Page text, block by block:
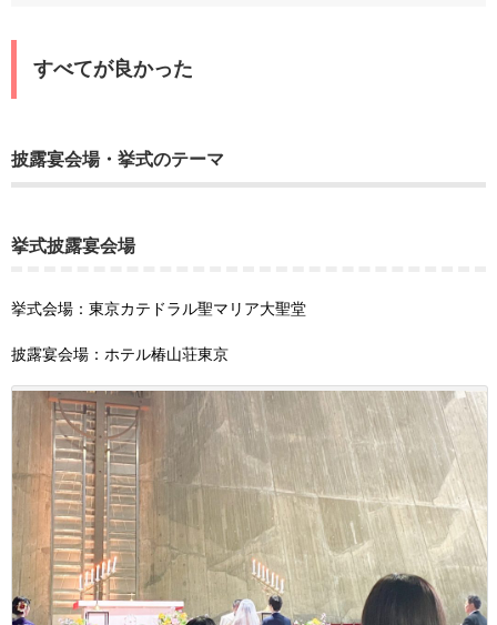
すべてが良かった
披露宴会場・挙式のテーマ
挙式披露宴会場
挙式会場：東京カテドラル聖マリア大聖堂
披露宴会場：ホテル椿山荘東京